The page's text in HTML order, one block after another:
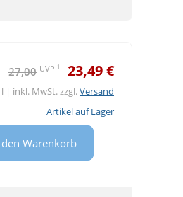
27,00 UVP 1 23,49 €
| inkl. MwSt. zzgl.Versand
Artikel auf Lager
Warenkorb